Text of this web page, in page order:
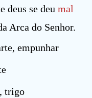
deus se deu mal
Arca do Senhor.
empunhar
trigo